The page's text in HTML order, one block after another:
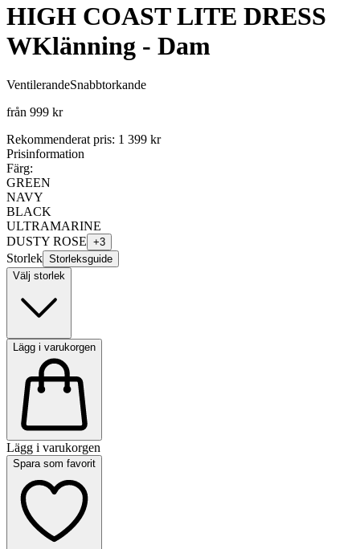
HIGH COAST LITE DRESS
WKlänning - Dam
VentilerandeSnabbtorkande
från 999 kr
Rekommenderat pris: 1 399 kr
Prisinformation
Färg:
GREEN
NAVY
BLACK
ULTRAMARINE
DUSTY ROSE +3
Storlek Storleksguide
Välj storlek
Lägg i varukorgen
Lägg i varukorgen
Spara som favorit